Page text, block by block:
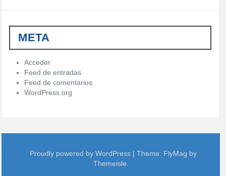
META
Acceder
Feed de entradas
Feed de comentarios
WordPress.org
Proudly powered by WordPress | Theme: FlyMag by
Themeisle.